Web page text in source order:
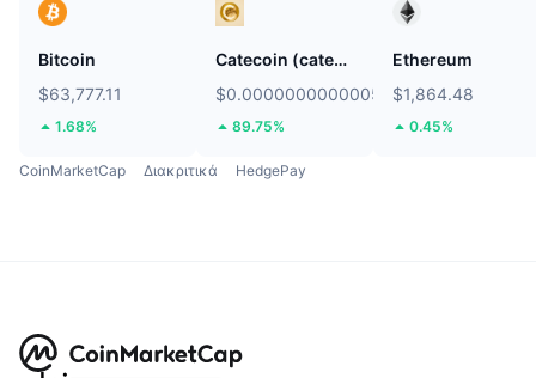
Bitcoin
$63,777.11
1.68%
Catecoin (catecoin.shop)
$0.0000000000005649
89.75%
Ethereum
$1,864.48
0.45%
CoinMarketCap Διακριτικά HedgePay